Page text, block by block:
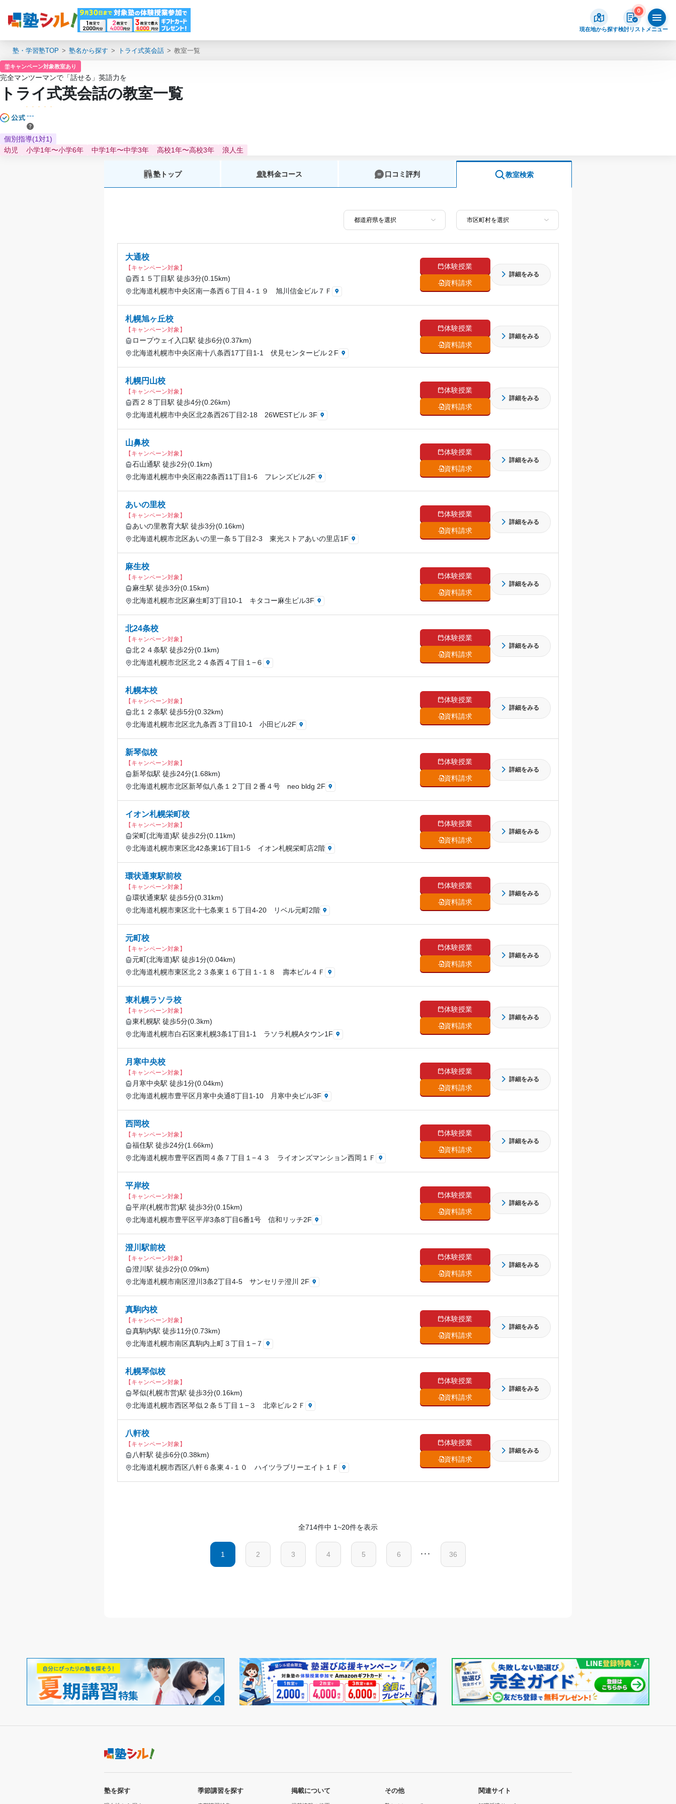
現在地から探す
0
検討リスト メニュー
塾・学習塾TOP 塾名から探す トライ式英会話 教室一覧
キャンペーン対象教室あり
完全マンツーマンで「話せる」英語力を
トライ式英会話の教室一覧
---
個別指導(1対1)
幼児
小学1年〜小学6年 中学1年〜中学3年 高校1年〜高校3年 浪人生
塾トップ 料金コース 口コミ評判 教室検索
大通校
【キャンペーン対象】
西１５丁目駅 徒歩3分(0.15km)
北海道札幌市中央区南一条西６丁目４-１９ 旭川信金ビル７Ｆ
体験授業
資料請求
詳細をみる
札幌旭ヶ丘校
【キャンペーン対象】
ロープウェイ入口駅 徒歩6分(0.37km)
北海道札幌市中央区南十八条西17丁目1-1 伏見センタービル２F
体験授業
資料請求
詳細をみる
札幌円山校
【キャンペーン対象】
西２８丁目駅 徒歩4分(0.26km)
北海道札幌市中央区北2条西26丁目2-18 26WESTビル 3F
体験授業
資料請求
詳細をみる
山鼻校
【キャンペーン対象】
石山通駅 徒歩2分(0.1km)
北海道札幌市中央区南22条西11丁目1-6 フレンズビル2F
体験授業
資料請求
詳細をみる
あいの里校
【キャンペーン対象】
あいの里教育大駅 徒歩3分(0.16km)
北海道札幌市北区あいの里一条５丁目2-3 東光ストアあいの里店1F
体験授業
資料請求
詳細をみる
麻生校
【キャンペーン対象】
麻生駅 徒歩3分(0.15km)
北海道札幌市北区麻生町3丁目10-1 キタコー麻生ビル3F
体験授業
資料請求
詳細をみる
北24条校
【キャンペーン対象】
北２４条駅 徒歩2分(0.1km)
北海道札幌市北区北２４条西４丁目１−６
体験授業
資料請求
詳細をみる
札幌本校
【キャンペーン対象】
北１２条駅 徒歩5分(0.32km)
北海道札幌市北区北九条西３丁目10-1 小田ビル2F
体験授業
資料請求
詳細をみる
新琴似校
【キャンペーン対象】
新琴似駅 徒歩24分(1.68km)
北海道札幌市北区新琴似八条１２丁目２番４号 neo bldg 2F
体験授業
資料請求
詳細をみる
イオン札幌栄町校
【キャンペーン対象】
栄町(北海道)駅 徒歩2分(0.11km)
北海道札幌市東区北42条東16丁目1-5 イオン札幌栄町店2階
体験授業
資料請求
詳細をみる
環状通東駅前校
【キャンペーン対象】
環状通東駅 徒歩5分(0.31km)
北海道札幌市東区北十七条東１５丁目4-20 リベル元町2階
体験授業
資料請求
詳細をみる
元町校
【キャンペーン対象】
元町(北海道)駅 徒歩1分(0.04km)
北海道札幌市東区北２３条東１６丁目１-１８ 壽本ビル４Ｆ
体験授業
資料請求
詳細をみる
東札幌ラソラ校
【キャンペーン対象】
東札幌駅 徒歩5分(0.3km)
北海道札幌市白石区東札幌3条1丁目1-1 ラソラ札幌Aタウン1F
体験授業
資料請求
詳細をみる
月寒中央校
【キャンペーン対象】
月寒中央駅 徒歩1分(0.04km)
北海道札幌市豊平区月寒中央通8丁目1-10 月寒中央ビル3F
体験授業
資料請求
詳細をみる
西岡校
【キャンペーン対象】
福住駅 徒歩24分(1.66km)
北海道札幌市豊平区西岡４条７丁目１−４３ ライオンズマンション西岡１Ｆ
体験授業
資料請求
詳細をみる
平岸校
【キャンペーン対象】
平岸(札幌市営)駅 徒歩3分(0.15km)
北海道札幌市豊平区平岸3条8丁目6番1号 信和リッチ2F
体験授業
資料請求
詳細をみる
澄川駅前校
【キャンペーン対象】
澄川駅 徒歩2分(0.09km)
北海道札幌市南区澄川3条2丁目4-5 サンセリテ澄川 2F
体験授業
資料請求
詳細をみる
真駒内校
【キャンペーン対象】
真駒内駅 徒歩11分(0.73km)
北海道札幌市南区真駒内上町３丁目１−７
体験授業
資料請求
詳細をみる
札幌琴似校
【キャンペーン対象】
琴似(札幌市営)駅 徒歩3分(0.16km)
北海道札幌市西区琴似２条５丁目１−３ 北幸ビル２Ｆ
体験授業
資料請求
詳細をみる
八軒校
【キャンペーン対象】
八軒駅 徒歩6分(0.38km)
北海道札幌市西区八軒６条東４‐１０ ハイツラブリーエイト１Ｆ
体験授業
資料請求
詳細をみる
全714件中 1~20件を表示
1 2 3 4 5 6 ･･･ 36
塾を探す 季節講習を探す 掲載について その他 関連サイト